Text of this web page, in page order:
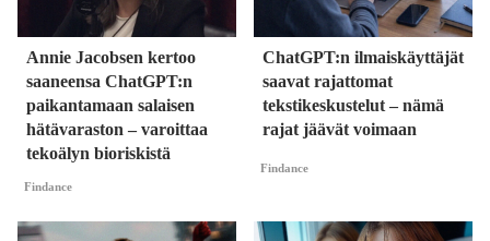
Annie Jacobsen kertoo
saaneensa ChatGPT:n
paikantamaan salaisen
hätävaraston – varoittaa
tekoälyn bioriskistä
Findance
ChatGPT:n ilmaiskäyttäjät
saavat rajattomat
tekstikeskustelut – nämä
rajat jäävät voimaan
Findance